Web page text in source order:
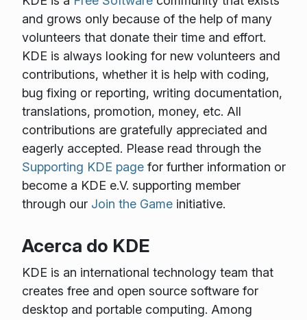
and grows only because of the help of many
volunteers that donate their time and effort.
KDE is always looking for new volunteers and
contributions, whether it is help with coding,
bug fixing or reporting, writing documentation,
translations, promotion, money, etc. All
contributions are gratefully appreciated and
eagerly accepted. Please read through the
Supporting KDE pagefor further information or
become a KDE e.V. supporting member
through our Join the Gameinitiative.
Acerca do KDE
KDE is an international technology team that
creates free and open source software for
desktop and portable computing. Among